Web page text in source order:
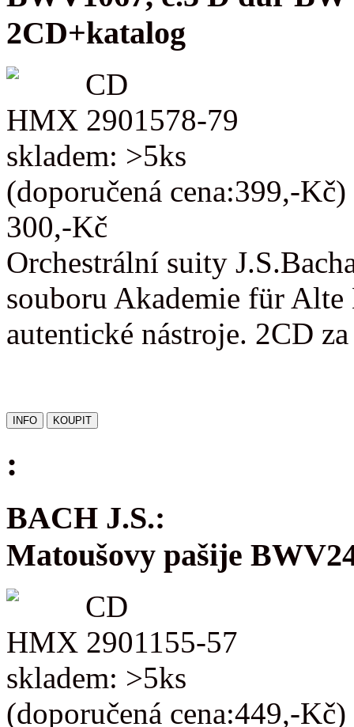
2CD+katalog
CD
HMX 2901578-79
skladem: >5ks
(doporučená cena:399,-Kč)
300,-Kč
Orchestrální suity
souboru Akademie für
autentické nástroje. 2CD
:
BACH J.S.:
Matoušovy pašije
CD
HMX 2901155-57
skladem: >5ks
(doporučená cena:449,-Kč)